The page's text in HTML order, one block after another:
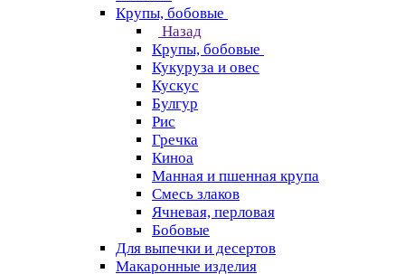
Крупы, бобовые
Назад
Крупы, бобовые
Кукуруза и овес
Кускус
Булгур
Рис
Гречка
Киноа
Манная и пшенная крупа
Смесь злаков
Ячневая, перловая
Бобовые
Для выпечки и десертов
Макаронные изделия